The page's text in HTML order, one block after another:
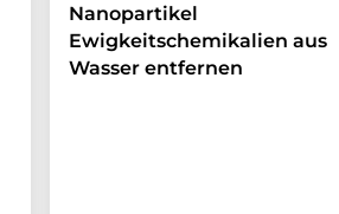
Nanopartikel
Ewigkeitschemikalien aus
Wasser entfernen